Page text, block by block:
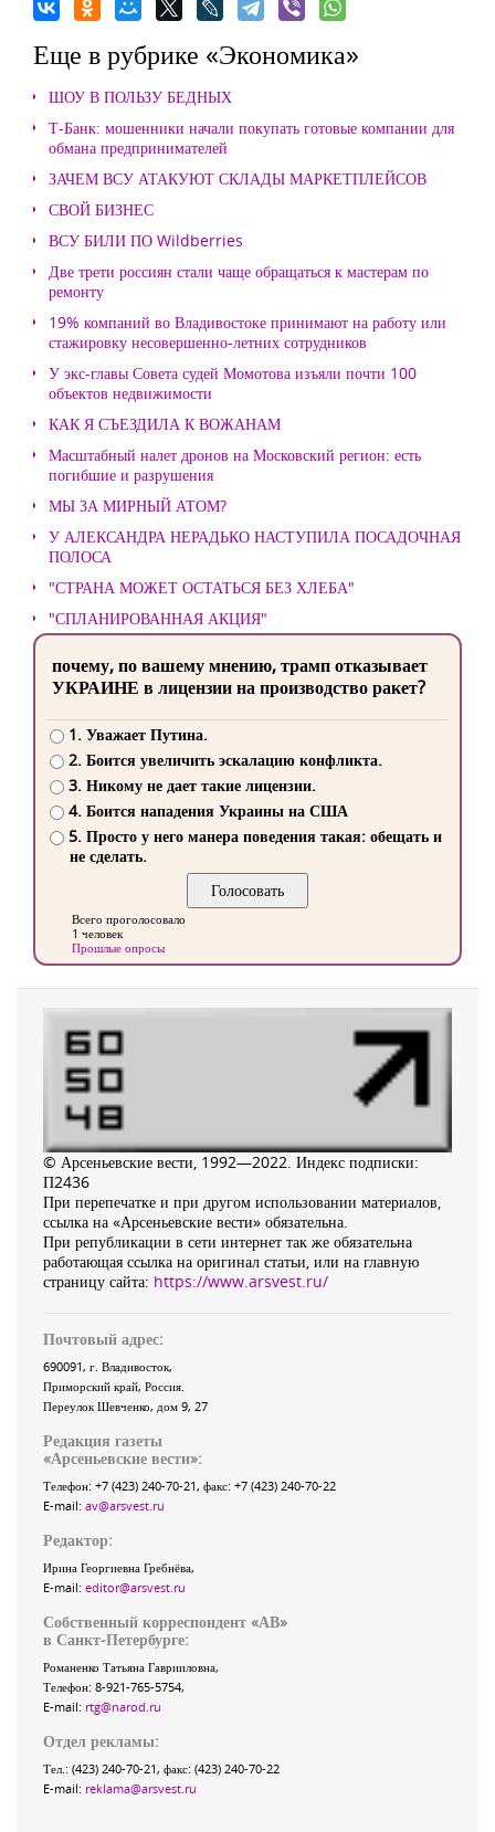
Еще в рубрике «Экономика»
ШОУ В ПОЛЬЗУ БЕДНЫХ
Т-Банк: мошенники начали покупать готовые компании для
обмана предпринимателей
ЗАЧЕМ ВСУ АТАКУЮТ СКЛАДЫ МАРКЕТПЛЕЙСОВ
СВОЙ БИЗНЕС
ВСУ БИЛИ ПО Wildberries
Две трети россиян стали чаще обращаться к мастерам по
ремонту
19% компаний во Владивостоке принимают на работу или
стажировку несовершенно-летних сотрудников
У экс-главы Совета судей Момотова изъяли почти 100
объектов недвижимости
КАК Я СЪЕЗДИЛА К ВОЖАНАМ
Масштабный налет дронов на Московский регион: есть
погибшие и разрушения
МЫ ЗА МИРНЫЙ АТОМ?
У АЛЕКСАНДРА НЕРАДЬКО НАСТУПИЛА ПОСАДОЧНАЯ
ПОЛОСА
"СТРАНА МОЖЕТ ОСТАТЬСЯ БЕЗ ХЛЕБА"
"СПЛАНИРОВАННАЯ АКЦИЯ"
почему, по вашему мнению, трамп отказывает
УКРАИНЕ в лицензии на производство ракет?
1. Уважает Путина.
2. Боится увеличить эскалацию конфликта.
3. Никому не дает такие лицензии.
4. Боится нападения Украины на США
5. Просто у него манера поведения такая: обещать и
не сделать.
Всего проголосовало
1 человек
Прошлые опросы
© Арсеньевские вести, 1992—2022. Индекс подписки:
П2436
При перепечатке и при другом использовании материалов,
ссылка на «Арсеньевские вести» обязательна.
При републикации в сети интернет так же обязательна
работающая ссылка на оригинал статьи, или на главную
страницу сайта: https://www.arsvest.ru/
Почтовый адрес:
690091, г. Владивосток,
Приморский край, Россия
Переулок Шевченко, дом 9, 27
Редакция газеты
«Арсеньевские вести»:
Телефон: +7 (423) 240-70-21, факс: +7 (423) 240-70-22
E-mail: av@arsvest.ru
Редактор:
Ирина Георгиевна Гребнёва,
E-mail: editor@arsvest.ru
Собственный корреспондент «АВ»
в Санкт-Петербурге:
Романенко Татьяна Гаврииловна,
Телефон: 8-921-765-5754,
E-mail: rtg@narod.ru
Отдел рекламы:
Тел.: (423) 240-70-21, факс: (423) 240-70-22
E-mail: reklama@arsvest.ru